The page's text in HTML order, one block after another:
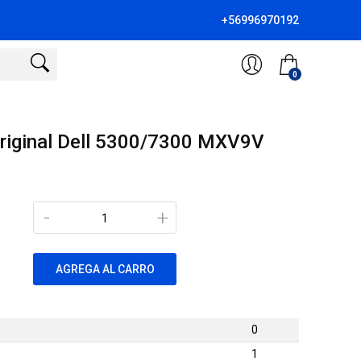
+56996970192
0
Dell 5300/7300 MXV9V
+
-
AGREGA AL CARRO
0
1